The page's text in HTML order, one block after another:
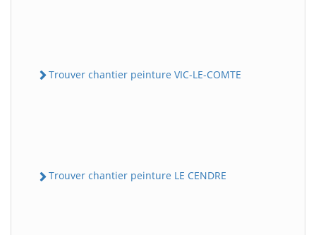
Trouver chantier peinture VIC-LE-COMTE
Trouver chantier peinture LE CENDRE